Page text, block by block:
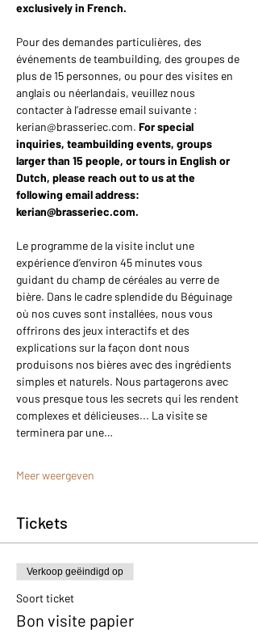
exclusively in French.
Pour des demandes particulières, des
événements de teambuilding, des groupes de
plus de 15 personnes, ou pour des visites en
anglais ou néerlandais, veuillez nous
contacter à l’adresse email suivante :
kerian@brasseriec.com. For special
inquiries, teambuilding events, groups
larger than 15 people, or tours in English or
Dutch, please reach out to us at the
following email address:
kerian@brasseriec.com.
Le programme de la visite inclut une
expérience d’environ 45 minutes vous
guidant du champ de céréales au verre de
bière. Dans le cadre splendide du Béguinage
où nos cuves sont installées, nous vous
offrirons des jeux interactifs et des
explications sur la façon dont nous
produisons nos bières avec des ingrédients
simples et naturels. Nous partagerons avec
vous presque tous les secrets qui les rendent
complexes et délicieuses... La visite se
terminera par une…
Meer weergeven
Tickets
Verkoop geëindigd op
Soort ticket
Bon visite papier